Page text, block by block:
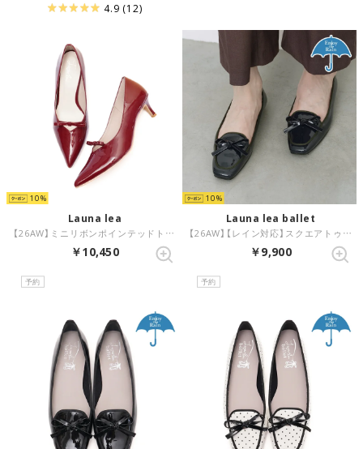
4.9 (12)
10
Launa lea
【26AW】ミニリボンポインテッドトゥパンプス(0637) （ワインE）
￥10,450
予約
10
Launa lea ballet
【26AW】【レイン対応】スクエアトゥバレエローファー(RB8401A) （ネイビーE/C）
￥9,900
予約